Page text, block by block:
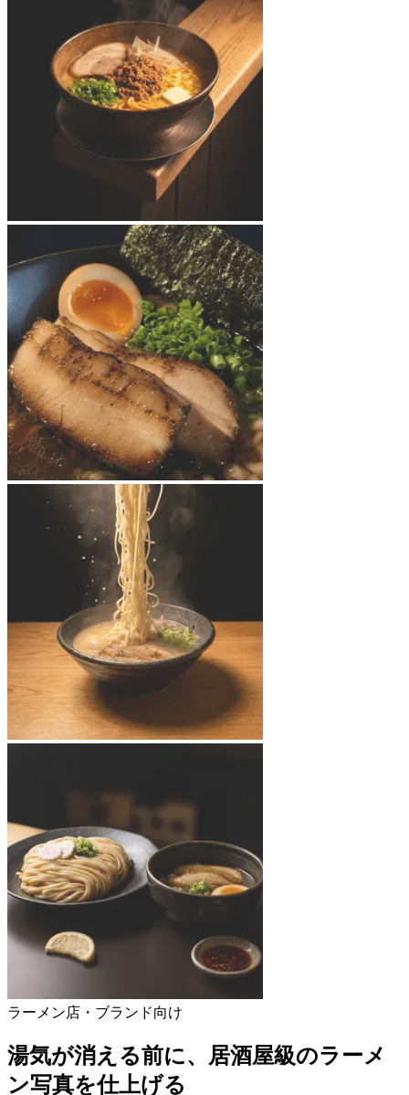
ラーメン店・ブランド向け
湯気が消える前に、居酒屋級のラーメ
ン写真を仕上げる